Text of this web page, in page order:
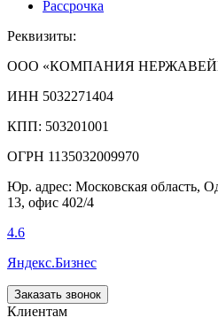
Рассрочка
Реквизиты:
ООО «КОМПАНИЯ
ИНН 5032271404
КПП: 503201001
ОГРН 1135032009970
Юр. адрес: Московская область,
13, офис 402/4
4.6
Яндекс.Бизнес
Заказать звонок
Клиентам